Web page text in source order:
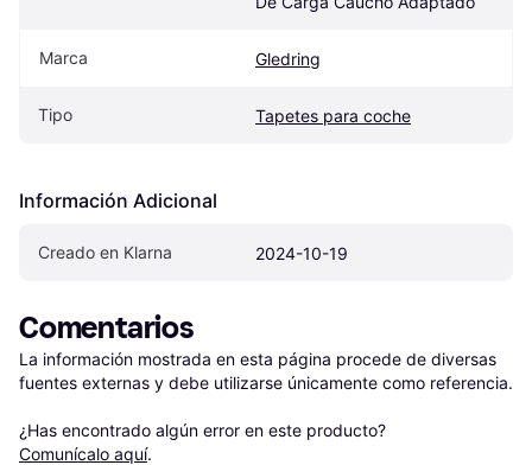
Marca Gledring
Tipo Tapetes para coche
Información Adicional
Creado en Klarna 2024-10-19
Comentarios
La información mostrada en esta página procede de diversas
fuentes externas y debe utilizarse únicamente como referencia.
¿Has encontrado algún error en este producto?
Comunícalo aquí.